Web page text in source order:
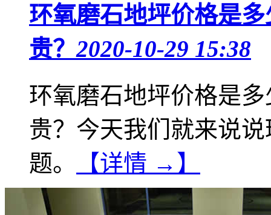
环氧磨石地坪价格是
贵？2020-10-29 15:38
环氧磨石地坪价格是
贵？今天我们就来说
题。
【详情 →】